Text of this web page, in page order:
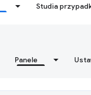
Studia
Panele